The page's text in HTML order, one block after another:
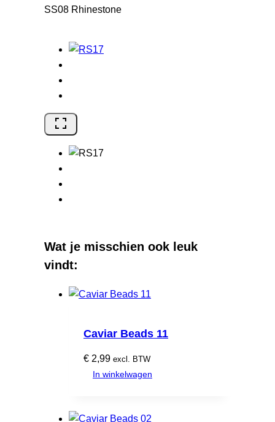
SS08 Rhinestone
Wat je misschien ook leuk
vindt:
Caviar Beads 11
€ 2,99 excl. BTW
In winkelwagen